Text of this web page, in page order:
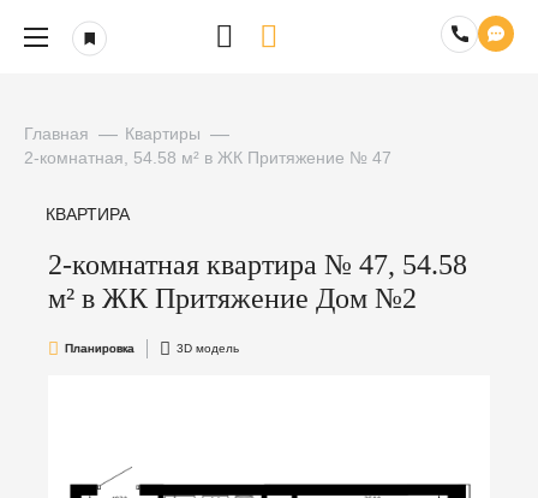
Главная
Квартиры
2-комнатная, 54.58 м² в ЖК Притяжение № 47
КВАРТИРА
2-комнатная квартира № 47, 54.58
м² в ЖК Притяжение Дом №2
Планировка 3D модель